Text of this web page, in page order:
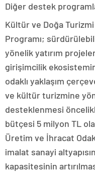
Diğer destek
Kültür ve Doğa
Programı;
yönelik yatırım
girişimcilik
odaklı yaklaşım
ve kültür turizmine
desteklenmesi
bütçesi 5 milyon TL
Üretim ve İhracat
imalat sanayi
kapasitesinin